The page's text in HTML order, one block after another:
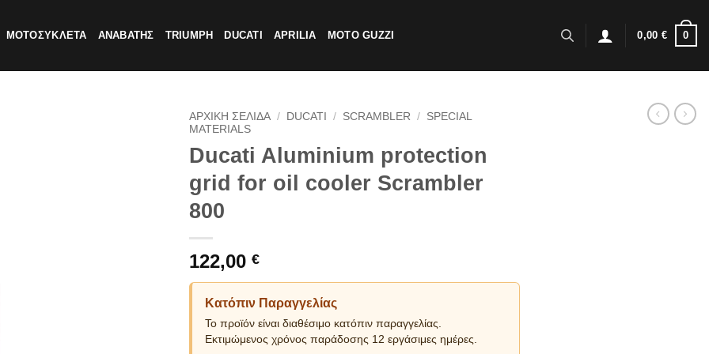
ΜΟΤΟΣΥΚΛΕΤΑ ΑΝΑΒΑΤΗΣ TRIUMPH DUCATI APRILIA MOTO GUZZI 0,00 € 0
ΑΡΧΙΚΗ ΣΕΛΙΔΑ / DUCATI / SCRAMBLER / SPECIAL
MATERIALS
Ducati Aluminium protection
grid for oil cooler Scrambler
800
122,00 €
Κατόπιν Παραγγελίας
Το προϊόν είναι διαθέσιμο κατόπιν παραγγελίας.
Εκτιμώμενος χρόνος παράδοσης 12 εργάσιμες ημέρες.